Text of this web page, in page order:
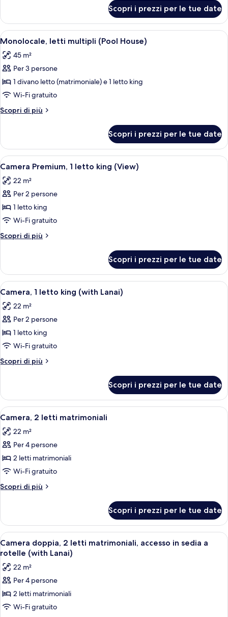
accesso
in
sedia
a
rotelle
(with
Lanai)
1
letto
king,
in
sedia
rotelle
(with
Scopri i prezzi per le tue date
Apri
tutte
le
foto
per
Monolocale,
letti
multipli
House)
Una camera da letto con un letto,
8
Monolocale, letti multipli (Pool House)
45 m²
Per 3 persone
1 divano letto (matrimoniale) e 1 letto king
Wi-Fi gratuito
Scopri di più
Altri
letti
multipli
(Pool
Scopri i prezzi per le tue date
Apri
tutte
le
foto
per
Camera
Premium,
1
king
(View)
Una camera d'albergo con un letto,
7
Camera Premium, 1 letto king (View)
22 m²
Per 2 persone
1 letto king
Wi-Fi gratuito
Scopri di più
Altri
Premium,
letto
(View)
Scopri i prezzi per le tue date
Apri
tutte
le
foto
per
Camera,
1
letto
(with
Lanai)
Un letto con testiera a motivi
6
Camera, 1 letto king (with Lanai)
22 m²
Per 2 persone
1 letto king
Wi-Fi gratuito
Scopri di più
Altri
1
letto
king
Lanai)
Scopri i prezzi per le tue date
Apri
tutte
le
foto
per
Camera,
2
letti
Una camera da letto con due letti,
8
Camera, 2 letti matrimoniali
22 m²
Per 4 persone
2 letti matrimoniali
Wi-Fi gratuito
Scopri di più
Altri
2
letti
matrimoniali
Scopri i prezzi per le tue date
Apri
tutte
le
foto
per
Camera
doppia,
Camera d'albergo con due letti, una
7
Camera doppia, 2 letti matrimoniali, accesso in sedia a
rotelle (with Lanai)
22 m²
Per 4 persone
2 letti matrimoniali
Wi-Fi gratuito